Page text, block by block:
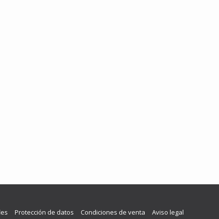
Aviso legal
Condiciones de venta
Protección de datos